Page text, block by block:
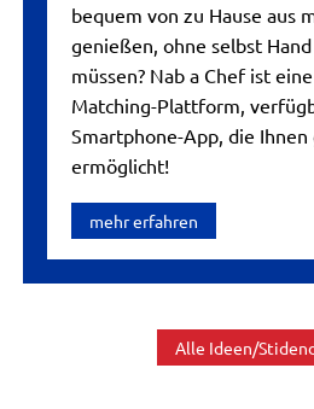
bequem von zu Hause aus
genießen, ohne selbst
müssen? Nab a Chef ist
Matching-Plattform,
Smartphone-App, die Ihnen
ermöglicht!
mehr erfahren
Alle Ideen/